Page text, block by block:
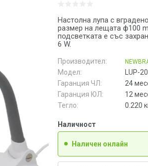
Настолна лупа с
размер на лещата ф100
подсветката е със
6 W.
Производител:
Модел:
LUP-
Гаранция ЧЛ:
24
Гаранция ЮЛ:
12
Тегло:
0.220
Наличност
Наличен онлайн